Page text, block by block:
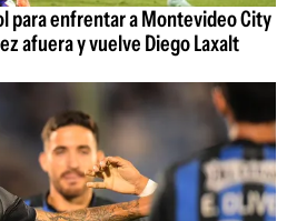
para enfrentar a Montevideo City
afuera y vuelve Diego Laxalt